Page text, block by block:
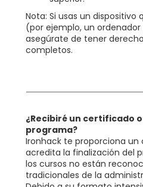
Nota: Si usas un
(por ejemplo, un
asegúrate de tener
completos.
¿Recibiré un certificado
programa?
Ironhack te proporciona
acredita la finalización del
los cursos no están
tradicionales de la